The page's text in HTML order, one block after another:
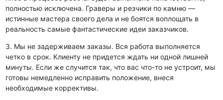
полностью исключена. Граверы и резчики по камню —
истинные мастера своего дела и не боятся воплощать в
реальность самые фантастические идеи заказчиков.
3. Мы не задерживаем заказы. Вся работа выполняется
четко в срок. Клиенту не придется ждать ни одной лишней
минуты. Если же случится так, что вас что-то не устроит, мы
готовы немедленно исправить положение, внеся
необходимые коррективы.